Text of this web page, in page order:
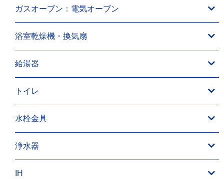
ガスオーブン：電気オーブン
浴室乾燥機・換気扇
給湯器
トイレ
水栓金具
浄水器
IH